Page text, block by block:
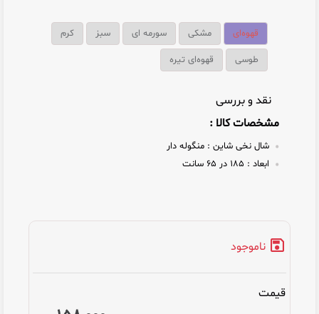
قهوه‌ای مشکی سورمه ای سبز کرم
طوسی قهوه‌ای تیره
نقد و بررسی
مشخصات کالا :
شال نخی شاین : منگوله دار
ابعاد :
ناموجود
قیمت